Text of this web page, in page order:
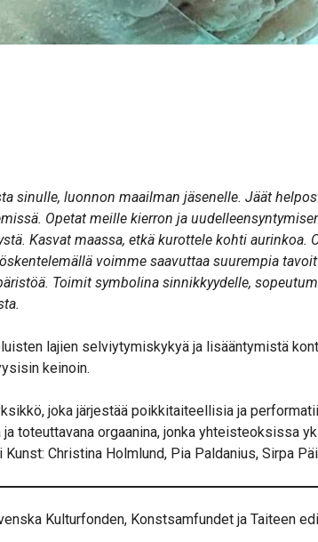
sinulle, luonnon maailman jäsenelle. Jäät
Opetat meille kierron ja
Kasvat maassa, etkä kurottele kohti
voimme saavuttaa suurempia
Toimit symbolina sinnikkyydelle,
lajien selviytymiskykyä ja lisääntymistä
keinoin.
joka järjestää poikkitaiteellisia ja
toteuttavana orgaanina, jonka yhteisteoksissa
Christina Holmlund, Pia Paldanius, Sirpa
Kulturfonden, Konstsamfundet ja Taiteen